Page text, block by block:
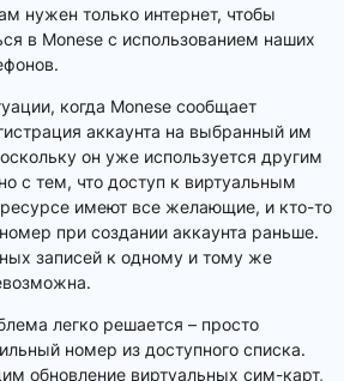
нужен только интернет, чтобы
в Monese с использованием наших
когда Monese сообщает
аккаунта на выбранный им
он уже используется другим
с тем, что доступ к виртуальным
имеют все желающие, и кто-то
при создании аккаунта раньше.
записей к одному и тому же
легко решается – просто
номер из доступного списка.
обновление виртуальных сим-карт,